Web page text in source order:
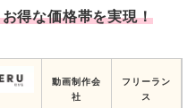
得な価格帯を実現！
動画制作会
社
フリーラン
ス